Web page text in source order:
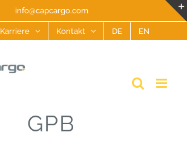
info@capcargo.com
Karriere Kontakt DE EN
GPB